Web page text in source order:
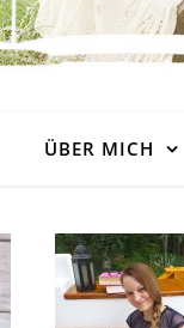
ÜBER MICH